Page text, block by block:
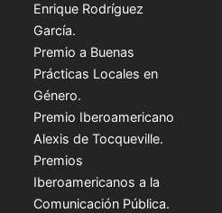
Enrique Rodríguez
García.
Premio a Buenas
Prácticas Locales en
Género.
Premio Iberoamericano
Alexis de Tocqueville.
Premios
Iberoamericanos a la
Comunicación Pública.